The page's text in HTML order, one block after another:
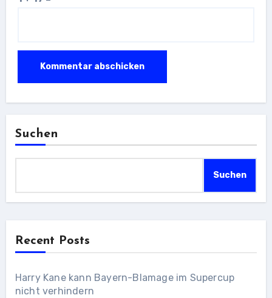
Suchen
Suchen
Recent Posts
Harry Kane kann Bayern-Blamage im Supercup
nicht verhindern